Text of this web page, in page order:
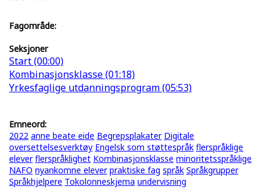
Fagområde:
Seksjoner
Start (00:00)
Kombinasjonsklasse (01:18)
Yrkesfaglige utdanningsprogram (05:53)
Emneord:
2022 anne beate eide Begrepsplakater Digitale
oversettelsesverktøy Engelsk som støttespråk flerspråklige
elever flerspråklighet Kombinasjonsklasse minoritetsspråklige
NAFO nyankomne elever praktiske fag språk Språkgrupper
Språkhjelpere Tokolonneskjema undervisning